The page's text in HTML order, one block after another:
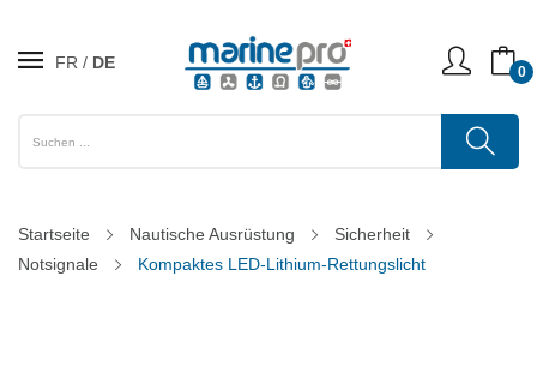
FR DE 0
Startseite Nautische Ausrüstung
Sicherheit
Notsignale
Kompaktes LED-Lithium-Rettungslicht